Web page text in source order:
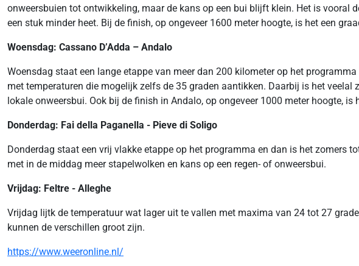
onweersbuien tot ontwikkeling, maar de kans op een bui blijft klein. Het is vooral
een stuk minder heet. Bij de finish, op ongeveer 1600 meter hoogte, is het een
Woensdag: Cassano D’Adda – Andalo
Woensdag staat een lange etappe van meer dan 200 kilometer op het
met temperaturen die mogelijk zelfs de 35 graden aantikken. Daarbij is het
lokale onweersbui. Ook bij de finish in Andalo, op ongeveer 1000 meter hoogte,
Donderdag: Fai della Paganella - Pieve di Soligo
Donderdag staat een vrij vlakke etappe op het programma en dan is het zomers
met in de middag meer stapelwolken en kans op een regen- of onweersbui.
Vrijdag: Feltre - Alleghe
Vrijdag lijtk de temperatuur wat lager uit te vallen met maxima van 24 tot 27
kunnen de verschillen groot zijn.
https://www.weeronline.nl/